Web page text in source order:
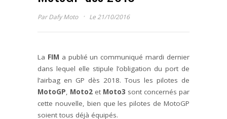
ParDafy Moto · Le 21/10/2016
La FIM a publié un communiqué mardi dernier
dans lequel elle stipule l’obligation du port de
l’airbag en GP dès 2018. Tous les pilotes de
MotoGP, Moto2 et Moto3 sont concernés par
cette nouvelle, bien que les pilotes de MotoGP
soient tous déjà équipés.